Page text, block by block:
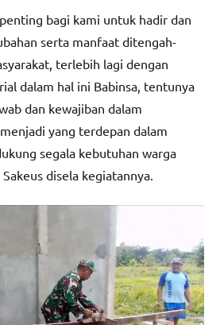
bagi kami untuk hadir dan
serta manfaat ditengah-
terlebih lagi dengan
dalam hal ini Babinsa, tentunya
dan kewajiban dalam
yang terdepan dalam
segala kebutuhan warga
disela kegiatannya.